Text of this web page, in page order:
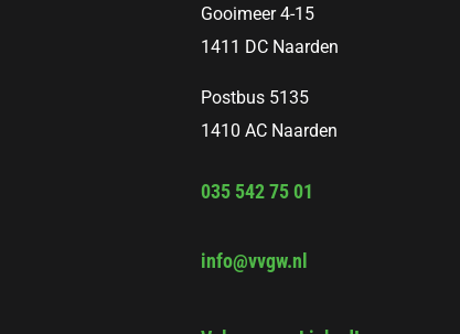
Gooimeer 4-15
1411 DC Naarden
Postbus 5135
1410 AC Naarden
035 542 75 01
info@vvgw.nl